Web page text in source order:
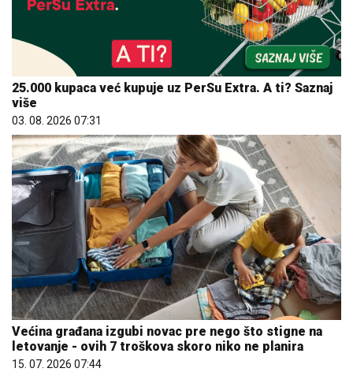
25.000 kupaca već kupuje uz PerSu Extra. A ti? Saznaj
više
03. 08. 2026 07:31
Većina građana izgubi novac pre nego što stigne na
letovanje - ovih 7 troškova skoro niko ne planira
15. 07. 2026 07:44